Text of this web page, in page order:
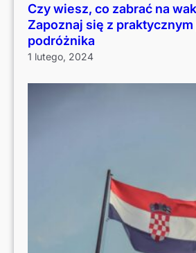
Czy wiesz, co zabrać na
Zapoznaj się z
podróżnika
1 lutego, 2024